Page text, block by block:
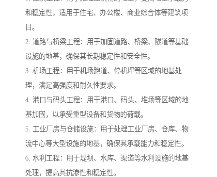
和稳定性，适用于住宅、办公楼、商业综合体等建筑项
目。
2. 道路与桥梁工程：用于加固道路、桥梁、隧道等基础
设施的地基，确保其长期稳定性和安全性。
3. 机场工程：用于机场跑道、停机坪等区域的地基处
理，满足高强度和耐久性要求。
4. 港口与码头工程：用于港口、码头、堆场等区域的地
基加固，以承受重型设备和货物的荷载。
5. 工业厂房与仓储设施：用于处理工业厂房、仓库、物
流中心等大型设施的地基，确保其承载能力和稳定性。
6. 水利工程：用于堤坝、水库、渠道等水利设施的地基
处理，提高其抗渗性和稳定性。